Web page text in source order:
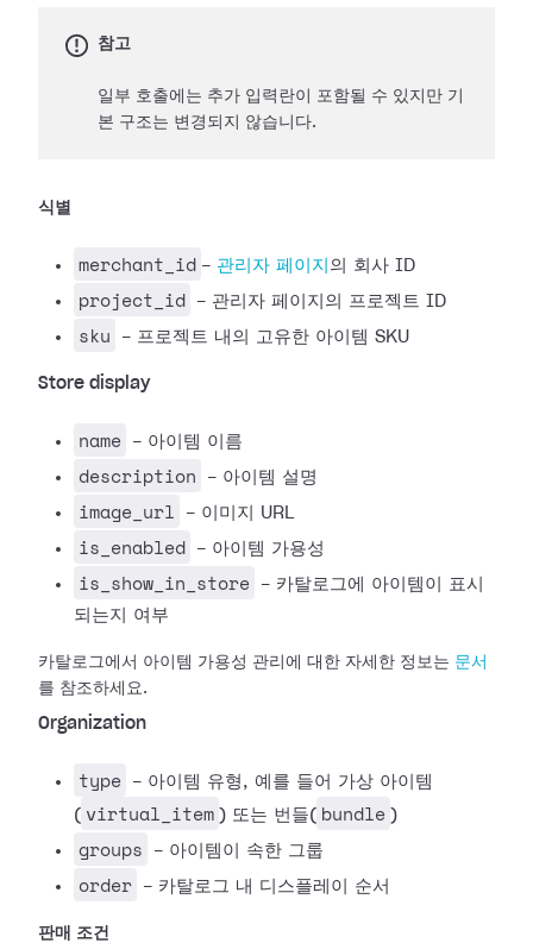
참고
일부 호출에는 추가 입력란이 포함될 수 있지만 기
본 구조는 변경되지 않습니다.
식별
merchant_id - 관리자 페이지 의 회사 ID
project_id - 관리자 페이지의 프로젝트 ID
sku - 프로젝트 내의 고유한 아이템 SKU
Store display
name - 아이템 이름
description - 아이템 설명
image_url - 이미지 URL
is_enabled - 아이템 가용성
is_show_in_store
- 카탈로그에 아이템이 표시
되는지 여부
카탈로그에서 아이템 가용성 관리에 대한 자세한 정보는 문서
를 참조하세요.
Organization
type
- 아이템 유형, 예를 들어 가상 아이템
( virtual_item ) 또는 번들( bundle )
groups - 아이템이 속한 그룹
order - 카탈로그 내 디스플레이 순서
판매 조건